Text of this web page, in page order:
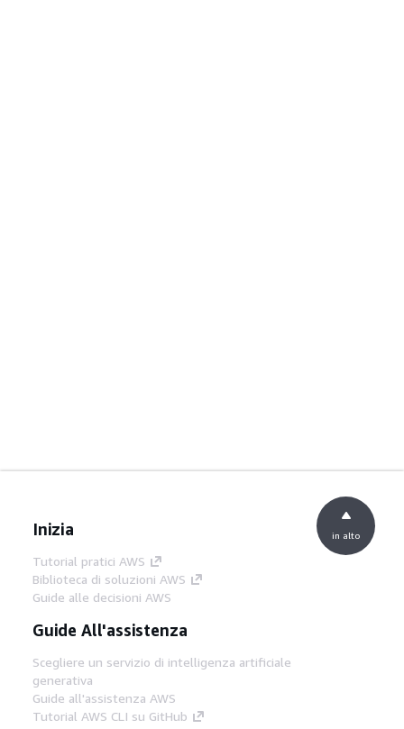
Inizia
Tutorial pratici AWS
Biblioteca di soluzioni AWS
Guide alle decisioni AWS
Guide All'assistenza
Scegliere un servizio di intelligenza artificiale
generativa
Guide all'assistenza AWS
Tutorial AWS CLI su GitHub
in alto